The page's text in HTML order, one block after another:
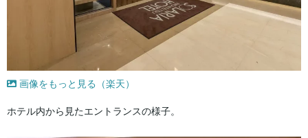
画像をもっと見る（楽天）
ホテル内から見たエントランスの様子。